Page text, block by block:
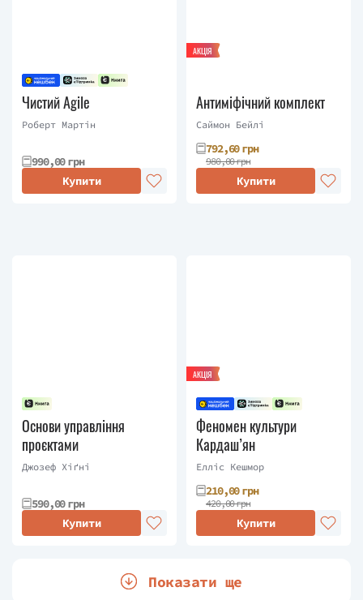
Чистий Agile
Роберт Мартін
990,00 грн
Купити
АКЦІЯ
Антиміфічний комплект
Саймон Бейлі
792,60 грн
980,00 грн
Купити
Основи управління
проєктами
Джозеф Хiґнi
590,00 грн
Купити
АКЦІЯ
Феномен культури
Кардаш’ян
Елліс Кешмор
210,00 грн
420,00 грн
Купити
Показати ще